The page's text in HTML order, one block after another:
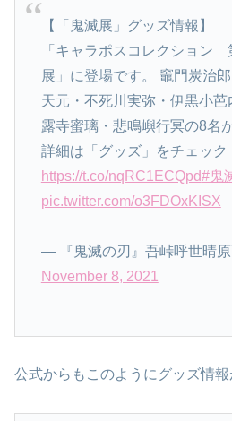
【「鬼滅展」グッズ情報】
「キャラポスコレクション
展」に登場です。 竈門炭治
天元・不死川実弥・伊黒小
露寺蜜璃・悲鳴嶼行冥の8名
詳細は「グッズ」をチェック
https://t.co/nqRC1ECQpd#鬼
pic.twitter.com/o3FDOxKISX
— 『鬼滅の刃』吾峠呼世晴
November 8, 2021
公式からもこのようにグッズ情報